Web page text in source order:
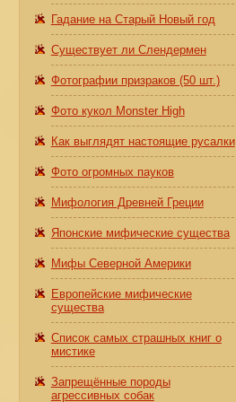
Гадание на Старый Новый год
Существует ли Слендермен
Фотографии призраков (50 шт.)
Фото кукол Monster High
Как выглядят настоящие русалки
Фото огромных пауков
Мифология Древней Греции
Японские мифические существа
Мифы Северной Америки
Европейские мифические
существа
Список самых страшных книг о
мистике
Запрещённые породы
агрессивных собак